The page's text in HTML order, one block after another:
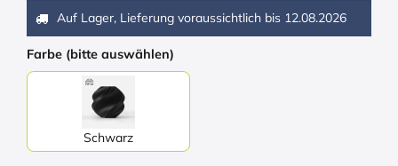
Auf Lager, Lieferung voraussichtlich bis 12.08.2026
Farbe (bitte auswählen)
Schwarz